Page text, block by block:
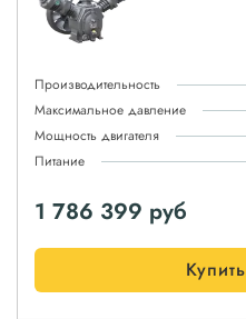
Производительность
Максимальное давление
Мощность двигателя
Питание
1 786 399 руб
Купить